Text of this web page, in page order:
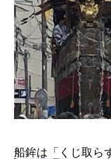
船鉾は「くじ取ら